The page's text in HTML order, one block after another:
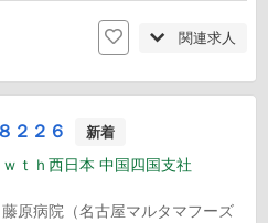
関連求人
２２６ 新着
ｔｈ西日本 中国四国支社
原病院（名古屋マルタマフーズ